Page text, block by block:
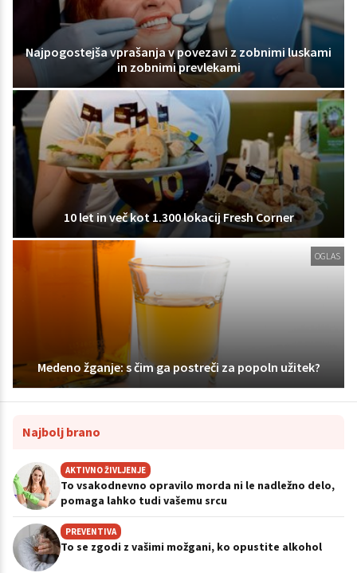
Najpogostejša vprašanja v povezavi z zobnimi luskami
in zobnimi prevlekami
10 let in več kot 1.300 lokacij Fresh Corner
OGLAS
Medeno žganje: s čim ga postreči za popoln užitek?
Najbolj brano
AKTIVNO ŽIVLJENJE
To vsakodnevno opravilo morda ni le nadležno delo,
pomaga lahko tudi vašemu srcu
PREVENTIVA
To se zgodi z vašimi možgani, ko opustite alkohol